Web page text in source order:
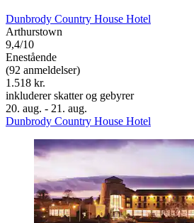
Dunbrody Country House Hotel
Arthurstown
9,4/10
Enestående
(92 anmeldelser)
1.518 kr.
inkluderer skatter og gebyrer
20. aug. - 21. aug.
Dunbrody Country House Hotel